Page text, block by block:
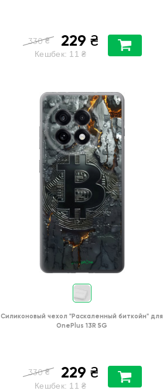
330 ₴ 229 ₴
Кешбек: 11 ₴
Силиконовый чехол "Раскаленный биткойн" для
OnePlus 13R 5G
330 ₴ 229 ₴
Кешбек: 11 ₴